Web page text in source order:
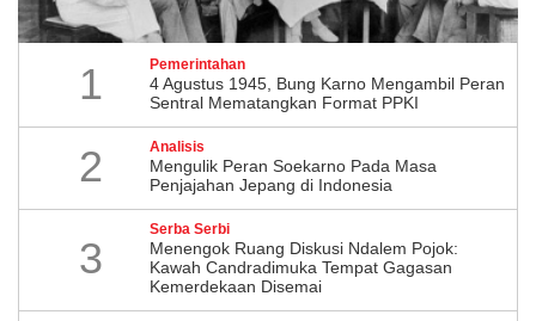
1 Pemerintahan
4 Agustus 1945, Bung Karno Mengambil Peran
Sentral Mematangkan Format PPKI
2 Analisis
Mengulik Peran Soekarno Pada Masa
Penjajahan Jepang di Indonesia
3
Serba Serbi
Menengok Ruang Diskusi Ndalem Pojok:
Kawah Candradimuka Tempat Gagasan
Kemerdekaan Disemai